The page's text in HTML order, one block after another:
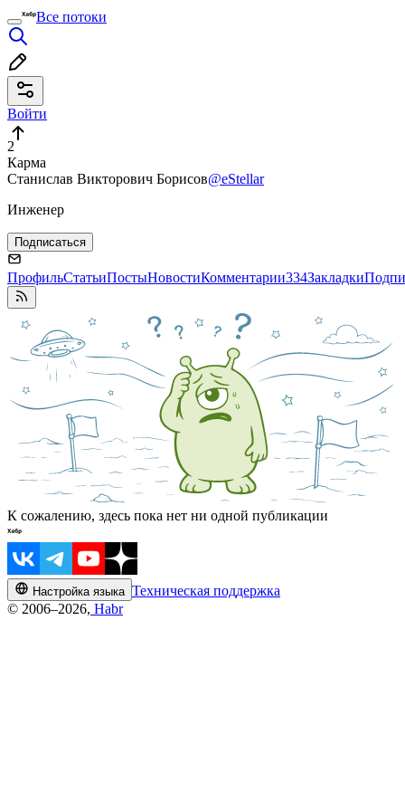
Все потоки
Войти
2
Карма
Станислав Викторович Борисов@eStellar
Инженер
Подписаться
ПрофильСтатьиПостыНовостиКомментарии334Закладки
К сожалению, здесь пока нет ни одной публикации
Настройка языка Техническая поддержка
© 2006–2026, Habr